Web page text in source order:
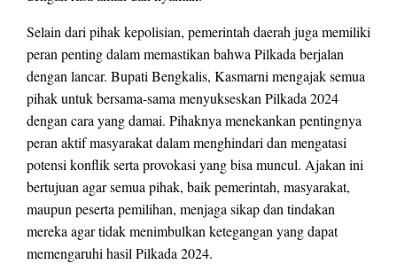
Selain dari pihak kepolisian, pemerintah daerah juga memiliki
peran penting dalam memastikan bahwa Pilkada berjalan
dengan lancar. Bupati Bengkalis, Kasmarni mengajak semua
pihak untuk bersama-sama menyukseskan Pilkada 2024
dengan cara yang damai. Pihaknya menekankan pentingnya
peran aktif masyarakat dalam menghindari dan mengatasi
potensi konflik serta provokasi yang bisa muncul. Ajakan ini
bertujuan agar semua pihak, baik pemerintah, masyarakat,
maupun peserta pemilihan, menjaga sikap dan tindakan
mereka agar tidak menimbulkan ketegangan yang dapat
memengaruhi hasil Pilkada 2024.